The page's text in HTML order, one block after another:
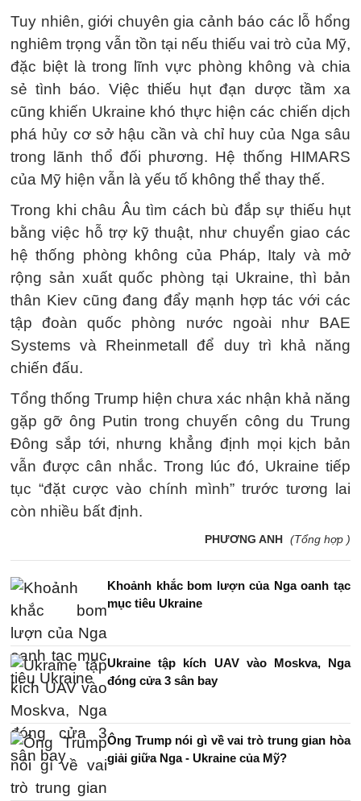
Tuy nhiên, giới chuyên gia cảnh báo các lỗ hổng
nghiêm trọng vẫn tồn tại nếu thiếu vai trò của Mỹ,
đặc biệt là trong lĩnh vực phòng không và chia
sẻ tình báo. Việc thiếu hụt đạn dược tầm xa
cũng khiến Ukraine khó thực hiện các chiến dịch
phá hủy cơ sở hậu cần và chỉ huy của Nga sâu
trong lãnh thổ đối phương. Hệ thống HIMARS
của Mỹ hiện vẫn là yếu tố không thể thay thế.
Trong khi châu Âu tìm cách bù đắp sự thiếu hụt
bằng việc hỗ trợ kỹ thuật, như chuyển giao các
hệ thống phòng không của Pháp, Italy và mở
rộng sản xuất quốc phòng tại Ukraine, thì bản
thân Kiev cũng đang đẩy mạnh hợp tác với các
tập đoàn quốc phòng nước ngoài như BAE
Systems và Rheinmetall để duy trì khả năng
chiến đấu.
Tổng thống Trump hiện chưa xác nhận khả năng
gặp gỡ ông Putin trong chuyến công du Trung
Đông sắp tới, nhưng khẳng định mọi kịch bản
vẫn được cân nhắc. Trong lúc đó, Ukraine tiếp
tục “đặt cược vào chính mình” trước tương lai
còn nhiều bất định.
PHƯƠNG ANH (Tổng hợp )
Khoảnh khắc bom lượn của Nga oanh tạc
mục tiêu Ukraine
Ukraine tập kích UAV vào Moskva, Nga
đóng cửa 3 sân bay
Ông Trump nói gì về vai trò trung gian hòa
giải giữa Nga - Ukraine của Mỹ?